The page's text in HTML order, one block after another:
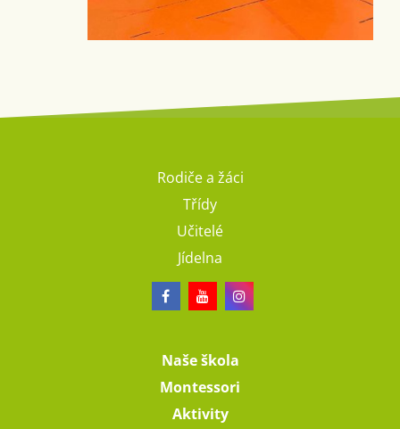
Rodiče a žáci
Třídy
Učitelé
Jídelna
Naše škola
Montessori
Aktivity